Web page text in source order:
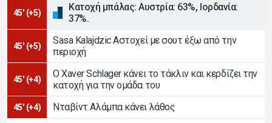
45' (+5)
Κατοχή μπάλας: Αυστρία: 63%, Ιορδανία:
37%.
45' (+5)
Sasa Kalajdzic Αστοχεί με σουτ έξω από την
περιοχή
45' (+4)
Ο Xaver Schlager κάνει το τάκλιν και κερδίζει την
κατοχή για την ομάδα του
45' (+4) Νταβίντ Αλάμπα κάνει λάθος